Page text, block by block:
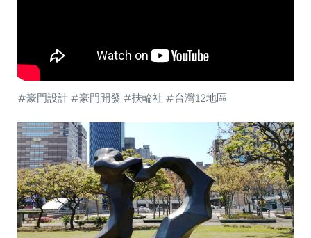
#豪門設計 #豪門開發 #扶輪社 #台灣12地區